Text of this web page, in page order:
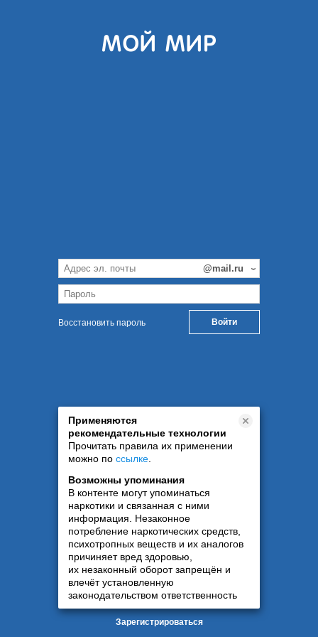
Восстановить пароль
Применяются
рекомендательные технологии
Прочитать правила их применении
можно по ссылке
Возможны упоминания
В контенте могут упоминаться
наркотики и связанная с ними
информация. Незаконное
потребление наркотических средств,
психотропных веществ и их аналогов
причиняет вред здоровью,
их незаконный оборот запрещён и
влечёт установленную
законодательством ответственность
Зарегистрироваться